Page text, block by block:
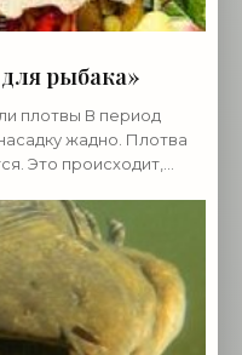
рыбака»
плотвы В период
жадно. Плотва
Это происходит,